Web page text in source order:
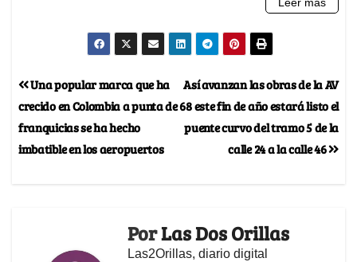
Así avanzan las obras de la AV
68 este fin de año estará listo el
puente curvo del tramo 5 de la
calle 24 a la calle 46
Una popular marca que ha
crecido en Colombia a punta de
franquicias se ha hecho
imbatible en los aeropuertos
PorLas Dos Orillas
Las2Orillas, diario digital